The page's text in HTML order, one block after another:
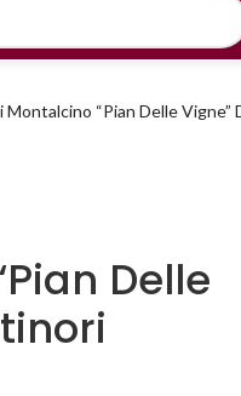
Montalcino “Pian Delle Vigne”
Delle